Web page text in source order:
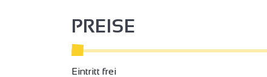
PREISE
Eintritt frei